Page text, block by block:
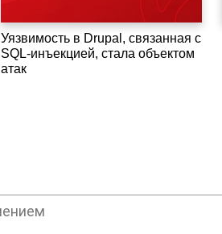
Уязвимость в Drupal, связанная с
SQL-инъекцией, стала объектом
атак